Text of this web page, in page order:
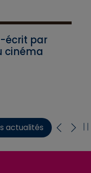
écrit par
cinéma
actualités